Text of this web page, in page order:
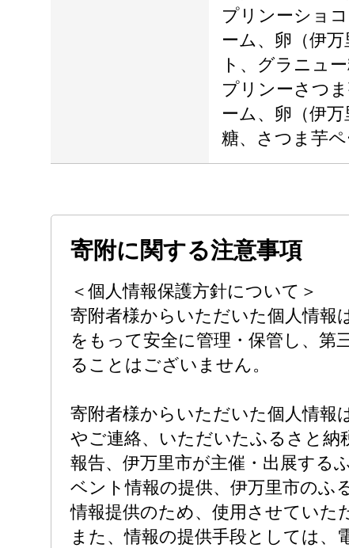
プリンーショ
ーム、卵（伊
ト、グラニュ
プリンーさつ
ーム、卵（伊
糖、さつま芋ペ
寄附に関する注意事項
＜個人情報保護方針について＞
寄附者様からいただいた個人情報
をもって安全に管理・保管し、第
ることはございません。
寄附者様からいただいた個人情報
やご連絡、いただいたふるさと納
報告、伊万里市が主催・出展する
ベント情報の提供、伊万里市のふ
情報提供のため、使用させていた
また、情報の提供手段としては、